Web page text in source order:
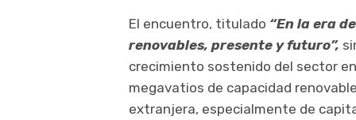
El encuentro, titulado “En la era
renovables, presente y futuro”,
crecimiento sostenido del sector
megavatios de capacidad
extranjera, especialmente de